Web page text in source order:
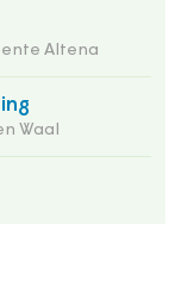
Altena
Waal